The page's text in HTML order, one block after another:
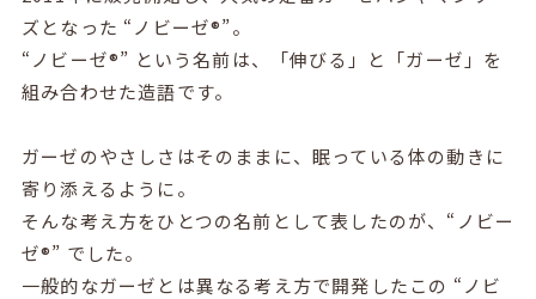
ズとなった “ノビーゼ®”。
“ノビーゼ®” という名前は、「伸びる」と「ガーゼ」を
組み合わせた造語です。
ガーゼのやさしさはそのままに、眠っている体の動きに
寄り添えるように。
そんな考え方をひとつの名前として表したのが、“ノビー
ゼ®” でした。
一般的なガーゼとは異なる考え方で開発したこの “ノビ